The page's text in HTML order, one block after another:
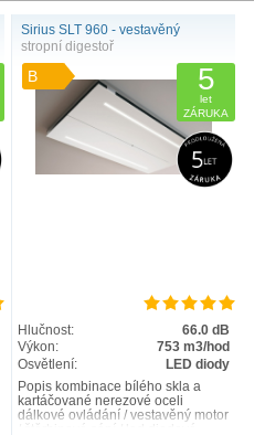
Sirius SLT 960 - vestavěný
stropní digestoř
B 5
let
ZÁRUKA
Hlučnost:
66.0 dB
Výkon:
753 m3/hod
Osvětlení:
LED diody
Popis kombinace bílého skla a
kartáčované nerezové oceli
dálkové ovládání / vestavěný motor